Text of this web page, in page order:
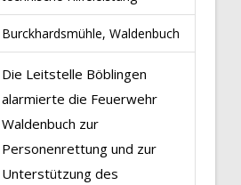
Burckhardsmühle, Waldenbuch
Die Leitstelle Böblingen
alarmierte die Feuerwehr
Waldenbuch zur
Personenrettung und zur
Unterstützung des